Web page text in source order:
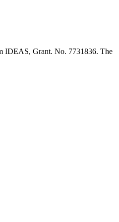
IDEAS, Grant. No. 7731836. The